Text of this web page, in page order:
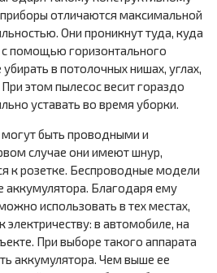
отличаются максимальной
Они проникнут туда, куда
помощью горизонтального
в потолочных нишах, углах,
этом пылесос весит гораздо
уставать во время уборки.
быть проводными и
случае они имеют шнур,
к розетке. Беспроводные модели
аккумулятора. Благодаря ему
использовать в тех местах,
электричеству: в автомобиле, на
При выборе такого аппарата
аккумулятора. Чем выше ее